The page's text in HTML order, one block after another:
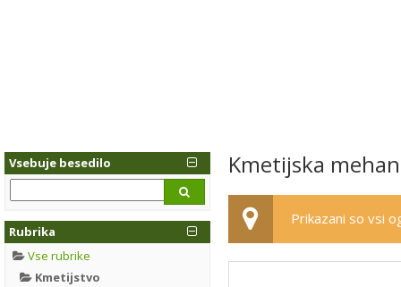
Vsebuje besedilo
Rubrika
Vse rubrike
Kmetijstvo
Kmetijska
Prikazani so vsi